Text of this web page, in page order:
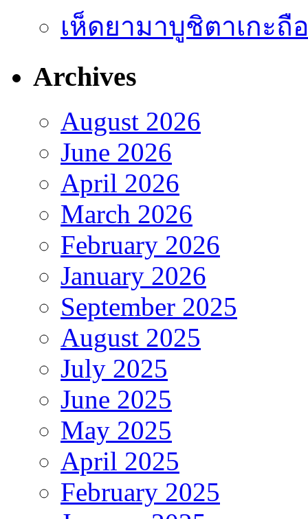
เห็ดยามาบูชิตาเกะถื
Archives
August 2026
June 2026
April 2026
March 2026
February 2026
January 2026
September 2025
August 2025
July 2025
June 2025
May 2025
April 2025
February 2025